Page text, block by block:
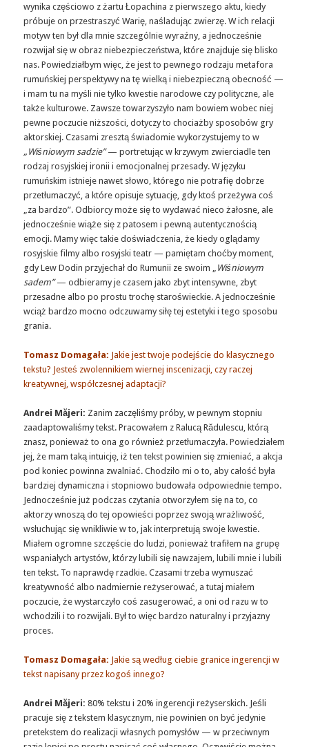
wynika częściowo z żartu Łopachina z pierwszego aktu, kiedy
próbuje on przestraszyć Warię, naśladując zwierzę. W ich relacji
motyw ten był dla mnie szczególnie wyraźny, a jednocześnie
rozwijał się w obraz niebezpieczeństwa, które znajduje się blisko
nas. Powiedziałbym więc, że jest to pewnego rodzaju metafora
rumuńskiej perspektywy na tę wielką i niebezpieczną obecność —
i mam tu na myśli nie tylko kwestie narodowe czy polityczne, ale
także kulturowe. Zawsze towarzyszyło nam bowiem wobec niej
pewne poczucie niższości, dotyczy to chociażby sposobów gry
aktorskiej. Czasami zresztą świadomie wykorzystujemy to w
„Wiśniowym sadzie”— portretując w krzywym zwierciadle ten
rodzaj rosyjskiej ironii i emocjonalnej przesady. W języku
rumuńskim istnieje nawet słowo, którego nie potrafię dobrze
przetłumaczyć, a które opisuje sytuację, gdy ktoś przeżywa coś
„za bardzo”. Odbiorcy może się to wydawać nieco żałosne, ale
jednocześnie wiąże się z patosem i pewną autentycznością
emocji. Mamy więc takie doświadczenia, że kiedy oglądamy
rosyjskie filmy albo rosyjski teatr — pamiętam choćby moment,
gdy Lew Dodin przyjechał do Rumunii ze swoim „
Wiśniowym
sadem”— odbieramy je czasem jako zbyt intensywne, zbyt
przesadne albo po prostu trochę staroświeckie. A jednocześnie
wciąż bardzo mocno odczuwamy siłę tej estetyki i tego sposobu
grania.
Tomasz Domagała: Jakie jest twoje podejście do klasycznego
tekstu? Jesteś zwolennikiem wiernej inscenizacji, czy raczej
kreatywnej, współczesnej adaptacji?
Andrei Măjeri: Zanim zaczęliśmy próby, w pewnym stopniu
zaadaptowaliśmy tekst. Pracowałem z Ralucą Rădulescu, którą
znasz, ponieważ to ona go również przetłumaczyła. Powiedziałem
jej, że mam taką intuicję, iż ten tekst powinien się zmieniać, a akcja
pod koniec powinna zwalniać. Chodziło mi o to, aby całość była
bardziej dynamiczna i stopniowo budowała odpowiednie tempo.
Jednocześnie już podczas czytania otworzyłem się na to, co
aktorzy wnoszą do tej opowieści poprzez swoją wrażliwość,
wsłuchując się wnikliwie w to, jak interpretują swoje kwestie.
Miałem ogromne szczęście do ludzi, ponieważ trafiłem na grupę
wspaniałych artystów, którzy lubili się nawzajem, lubili mnie i lubili
ten tekst. To naprawdę rzadkie. Czasami trzeba wymuszać
kreatywność albo nadmiernie reżyserować, a tutaj miałem
poczucie, że wystarczyło coś zasugerować, a oni od razu w to
wchodzili i to rozwijali. Był to więc bardzo naturalny i przyjazny
proces.
Tomasz Domagała: Jakie są według ciebie granice ingerencji w
tekst napisany przez kogoś innego?
Andrei Măjeri: 80% tekstu i 20% ingerencji reżyserskich. Jeśli
pracuje się z tekstem klasycznym, nie powinien on być jedynie
pretekstem do realizacji własnych pomysłów — w przeciwnym